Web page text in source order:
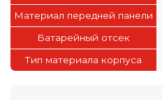
Материал передней панели
Батарейный отсек
Тип материала корпуса